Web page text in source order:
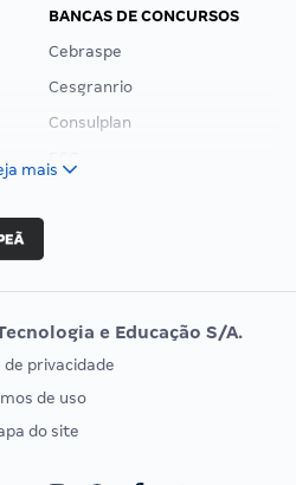
BANCAS DE CONCURSOS
Cebraspe
Cesgranrio
Consulplan
Vunesp
EXAME DE ORDEM
mais
e Educação S/A.
de privacidade
de uso
do site